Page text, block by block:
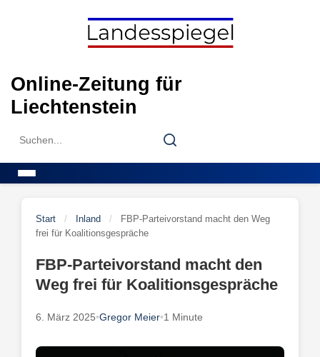
Online-Zeitung für
Liechtenstein
Search
Search
Start / Inland /
FBP-Parteivorstand macht den Weg
frei für Koalitionsgespräche
FBP-Parteivorstand macht den
Weg frei für Koalitionsgespräche
6. März 2025•Gregor Meier•1 Minute